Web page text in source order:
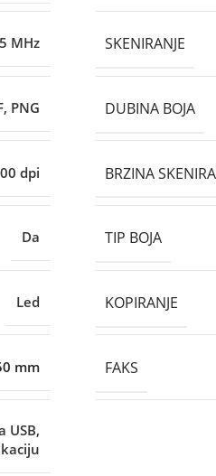
MHz SKENIRANJE
PNG DUBINA BOJA
dpi BRZINA
Da TIP BOJA
Led KOPIRANJE
mm FAKS
USB,